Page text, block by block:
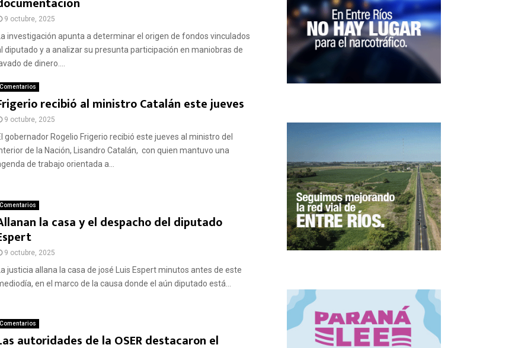
9 octubre, 2025
investigación apunta a determinar el origen de fondos vinculados
diputado y a analizar su presunta participación en maniobras de
de dinero....
Comentarios
recibió al ministro Catalán este jueves
9 octubre, 2025
gobernador Rogelio Frigerio recibió este jueves al ministro del
de la Nación, Lisandro Catalán, con quien mantuvo una
de trabajo orientada a...
Comentarios
la casa y el despacho del diputado
9 octubre, 2025
justicia allana la casa de josé Luis Espert minutos antes de este
en el marco de la causa donde el aún diputado está...
Comentarios
autoridades de la OSER destacaron el